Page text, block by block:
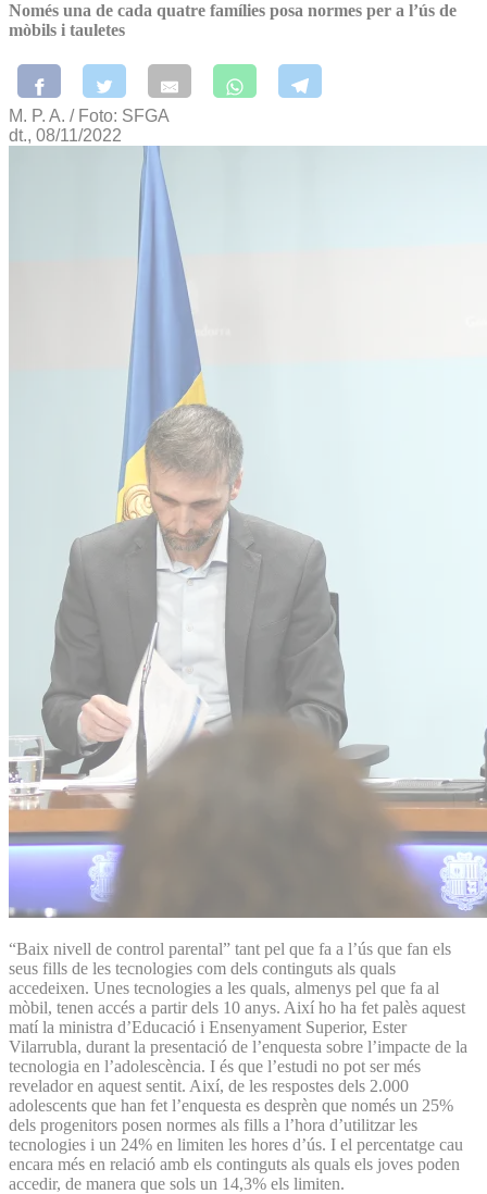
Només una de cada quatre famílies posa normes per a l’ús de
mòbils i tauletes
M. P. A. / Foto: SFGA
dt., 08/11/2022
“Baix nivell de control parental” tant pel que fa a l’ús que fan els
seus fills de les tecnologies com dels continguts als quals
accedeixen. Unes tecnologies a les quals, almenys pel que fa al
mòbil, tenen accés a partir dels 10 anys. Així ho ha fet palès aquest
matí la ministra d’Educació i Ensenyament Superior, Ester
Vilarrubla, durant la presentació de l’enquesta sobre l’impacte de la
tecnologia en l’adolescència. I és que l’estudi no pot ser més
revelador en aquest sentit. Així, de les respostes dels 2.000
adolescents que han fet l’enquesta es desprèn que només un 25%
dels progenitors posen normes als fills a l’hora d’utilitzar les
tecnologies i un 24% en limiten les hores d’ús. I el percentatge cau
encara més en relació amb els continguts als quals els joves poden
accedir, de manera que sols un 14,3% els limiten.